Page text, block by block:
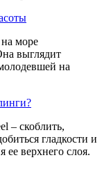
свойства
море
выглядит
на
– скоблить,
гладкости и
ее верхнего слоя.